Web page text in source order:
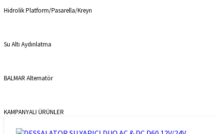
Hidrolik Platform/Pasarella/Kreyn
Su Altı Aydınlatma
BALMAR Alternatör
KAMPANYALI ÜRÜNLER